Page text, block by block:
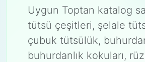
Uygun Toptan katalog
tütsü çeşitleri, şelale
çubuk tütsülük,
buhurdanlık kokuları,